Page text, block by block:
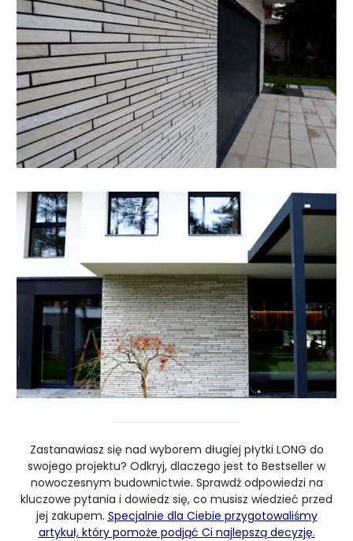
Zastanawiasz się nad wyborem długiej płytki LONG do
swojego projektu? Odkryj, dlaczego jest to Bestseller w
nowoczesnym budownictwie. Sprawdź odpowiedzi na
kluczowe pytania i dowiedz się, co musisz wiedzieć przed
jej zakupem. Specjalnie dla Ciebie przygotowaliśmy
artykuł, który pomoże podjąć Ci najlepszą decyzję.